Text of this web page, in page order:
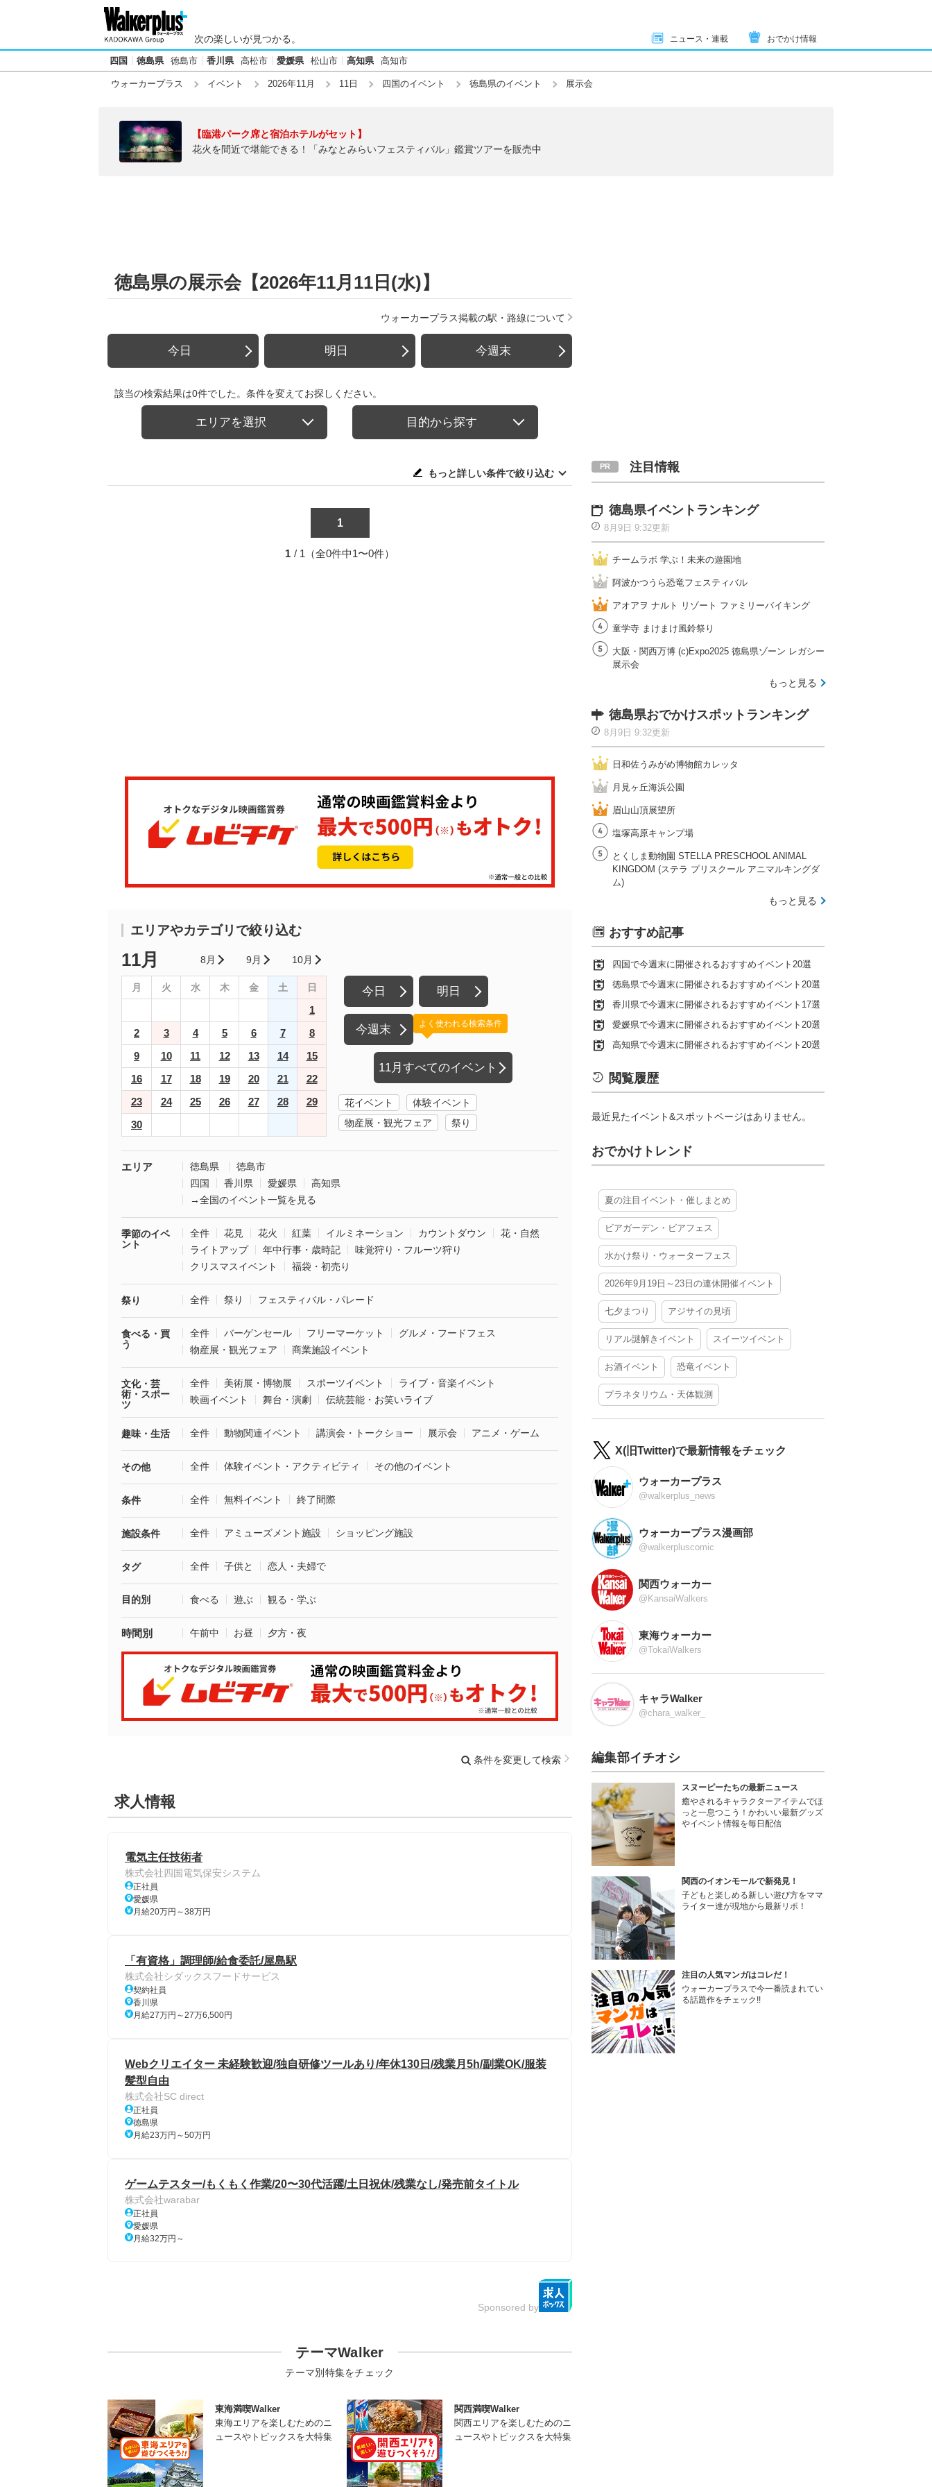
次の楽しいが見つかる。 ニュース・連載 おでかけ情報
四国 徳島県 徳島市 香川県 高松市 愛媛県 松山市 高知県 高知市
ウォーカープラス イベント 2026年11月 11日 四国のイベント 徳島県のイベント 展示会
【臨港パーク席と宿泊ホテルがセット】
花火を間近で堪能できる！「みなとみらいフェスティバル」鑑賞ツアーを販売中
徳島県の展示会【2026年11月11日(水)】
ウォーカープラス掲載の駅・路線について
今日 明日 今週末
該当の検索結果は0件でした。条件を変えてお探しください。
エリアを選択 目的から探す
もっと詳しい条件で絞り込む
1
1 / 1（全0件中1〜0件）
エリアやカテゴリで絞り込む
11月 8月 9月 10月
月 火 水 木 金 土 日
1
2
3 4 5 6 7
8
9
10 11 12 13 14
15
16
17 18 19 20 21
22
23
24 25 26 27 28
29
30
今日 明日
今週末
11月すべてのイベント
よく使われる検索条件
花イベント
体験イベント
物産展・観光フェア
祭り
エリア 徳島県
徳島市
四国
香川県 愛媛県
高知県
→全国のイベント一覧を見る
季節のイベ
ント
全件 花見 花火 紅葉 イルミネーション カウントダウン
花・自然
ライトアップ
年中行事・歳時記
味覚狩り・フルーツ狩り
クリスマスイベント
福袋・初売り
祭り 全件 祭り フェスティバル・パレード
食べる・買
う
全件 バーゲンセール フリーマーケット
グルメ・フードフェス
物産展・観光フェア
商業施設イベント
文化・芸
術・スポー
ツ
全件 美術展・博物展 スポーツイベント
ライブ・音楽イベント
映画イベント
舞台・演劇 伝統芸能・お笑いライブ
趣味・生活 全件 動物関連イベント 講演会・トークショー 展示会 アニメ・ゲーム
その他 全件 体験イベント・アクティビティ その他のイベント
条件 全件 無料イベント 終了間際
施設条件 全件 アミューズメント施設 ショッピング施設
タグ 全件 子供と 恋人・夫婦で
目的別 食べる 遊ぶ 観る・学ぶ
時間別 午前中 お昼 夕方・夜
条件を変更して検索
求人情報
電気主任技術者
株式会社四国電気保安システム
正社員
愛媛県
月給20万円～38万円
「有資格」調理師/給食委託/屋島駅
株式会社シダックスフードサービス
契約社員
香川県
月給27万円～27万6,500円
Webクリエイター 未経験歓迎/独自研修ツールあり/年休130日/残業月5h/副業OK/服装
髪型自由
株式会社SC direct
正社員
徳島県
月給23万円～50万円
ゲームテスター/もくもく作業/20〜30代活躍/土日祝休/残業なし/発売前タイトル
株式会社warabar
正社員
愛媛県
月給32万円～
Sponsored by
テーマWalker
テーマ別特集をチェック
東海満喫Walker
東海エリアを楽しむためのニ
ュースやトピックスを大特集
関西満喫Walker
関西エリアを楽しむためのニ
ュースやトピックスを大特集
注目情報
徳島県イベントランキング
8月9日 9:32更新
チームラボ 学ぶ！未来の遊園地
阿波かつうら恐竜フェスティバル
アオアヲ ナルト リゾート ファミリーバイキング
童学寺 まけまけ風鈴祭り
大阪・関西万博 (c)Expo2025 徳島県ゾーン レガシー
展示会
もっと見る
徳島県おでかけスポットランキング
8月9日 9:32更新
日和佐うみがめ博物館カレッタ
月見ヶ丘海浜公園
眉山山頂展望所
塩塚高原キャンプ場
とくしま動物園 STELLA PRESCHOOL ANIMAL
KINGDOM (ステラ プリスクール アニマルキングダ
ム)
もっと見る
おすすめ記事
四国で今週末に開催されるおすすめイベント20選
徳島県で今週末に開催されるおすすめイベント20選
香川県で今週末に開催されるおすすめイベント17選
愛媛県で今週末に開催されるおすすめイベント20選
高知県で今週末に開催されるおすすめイベント20選
閲覧履歴
最近見たイベント&スポットページはありません。
おでかけトレンド
夏の注目イベント・催しまとめ
ビアガーデン・ビアフェス
水かけ祭り・ウォーターフェス
2026年9月19日～23日の連休開催イベント
七夕まつり アジサイの見頃
リアル謎解きイベント スイーツイベント
お酒イベント 恐竜イベント
プラネタリウム・天体観測
X(旧Twitter)で最新情報をチェック
ウォーカープラス
@walkerplus_news
ウォーカープラス漫画部
@walkerpluscomic
関西ウォーカー
@KansaiWalkers
東海ウォーカー
@TokaiWalkers
キャラWalker
@chara_walker_
編集部イチオシ
スヌーピーたちの最新ニュース
癒やされるキャラクターアイテムでほ
っと一息つこう！かわいい最新グッズ
やイベント情報を毎日配信
関西のイオンモールで新発見！
子どもと楽しめる新しい遊び方をママ
ライター達が現地から最新リポ！
注目の人気マンガはコレだ！
ウォーカープラスで今一番読まれてい
る話題作をチェック!!